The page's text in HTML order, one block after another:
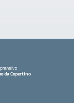
da Copertino
iniziale della scuola